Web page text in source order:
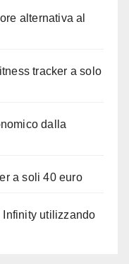
alternativa al
tracker a solo
dalla
a soli 40 euro
Infinity utilizzando